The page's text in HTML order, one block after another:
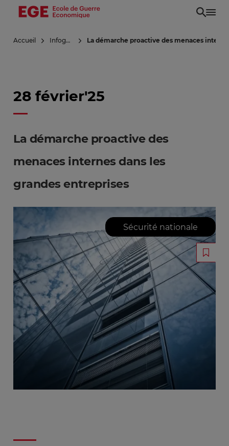
Aller
principal
Accueil Infoguerre La démarche proactive des menaces
28 février'25
La démarche proactive des
menaces internes dans les
grandes entreprises
Sécurité nationale